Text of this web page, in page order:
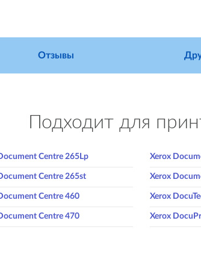
Отзывы
Подходит для
Centre 265Lp
Centre 265st
Centre 460
Centre 470
Xerox
Xerox
Xerox
Xerox